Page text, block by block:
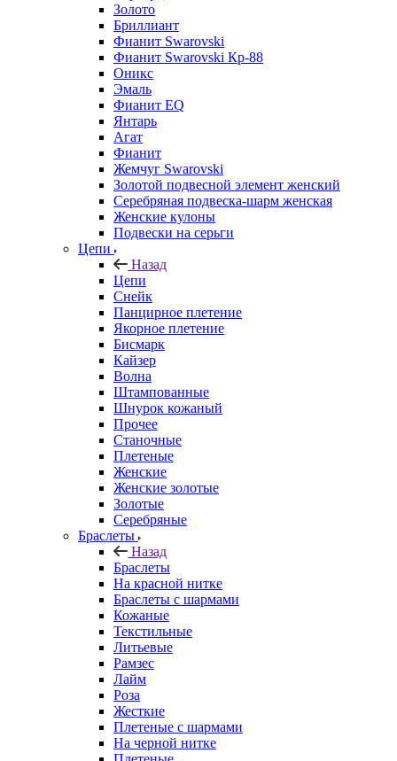
Золото
Бриллиант
Фианит Swarovski
Фианит Swarovski Кр-88
Оникс
Эмаль
Фианит EQ
Янтарь
Агат
Фианит
Жемчуг Swarovski
Золотой подвесной элемент женcкий
Серебряная подвеска-шарм женская
Женские кулоны
Подвески на серьги
Цепи
Назад
Цепи
Снейк
Панцирное плетение
Якорное плетение
Бисмарк
Кайзер
Волна
Штампованные
Шнурок кожаный
Прочее
Станочные
Плетеные
Женские
Женские золотые
Золотые
Серебряные
Браслеты
Назад
Браслеты
На красной нитке
Браслеты с шармами
Кожаные
Текстильные
Литьевые
Рамзес
Лайм
Роза
Жесткие
Плетеные с шармами
На черной нитке